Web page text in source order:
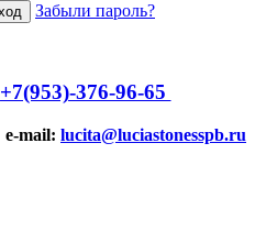
Забыли пароль?
+7(953)-376-96-65
e-mail: lucita@luciastonesspb.ru